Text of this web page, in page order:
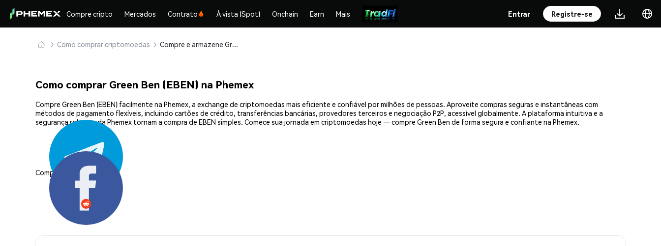
Compre cripto Mercados Contrato À vista (Spot) Onchain Earn Mais Entrar Registre-se
Como comprar criptomoedas Compre e armazene Green Ben (EBEN) com segurança
Como comprar Green Ben (EBEN) na Phemex
Compre Green Ben (EBEN) facilmente na Phemex, a exchange de criptomoedas mais eficiente e confiável por milhões de pessoas. Aproveite compras seguras e instantâneas com
métodos de pagamento flexíveis, incluindo cartões de crédito, transferências bancárias, provedores terceiros e negociação P2P, acessível globalmente. A plataforma intuitiva e a
segurança robusta da Phemex tornam a compra de EBEN simples. Comece sua jornada em criptomoedas hoje — compre Green Ben de forma segura e confiante na Phemex.
Compartilhar: